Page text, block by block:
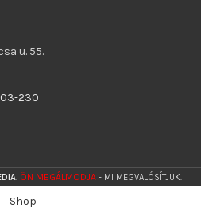
u. 55.
230
.ÖN MEGÁLMODJA- MI MEGVALÓSÍTJUK.
Shop